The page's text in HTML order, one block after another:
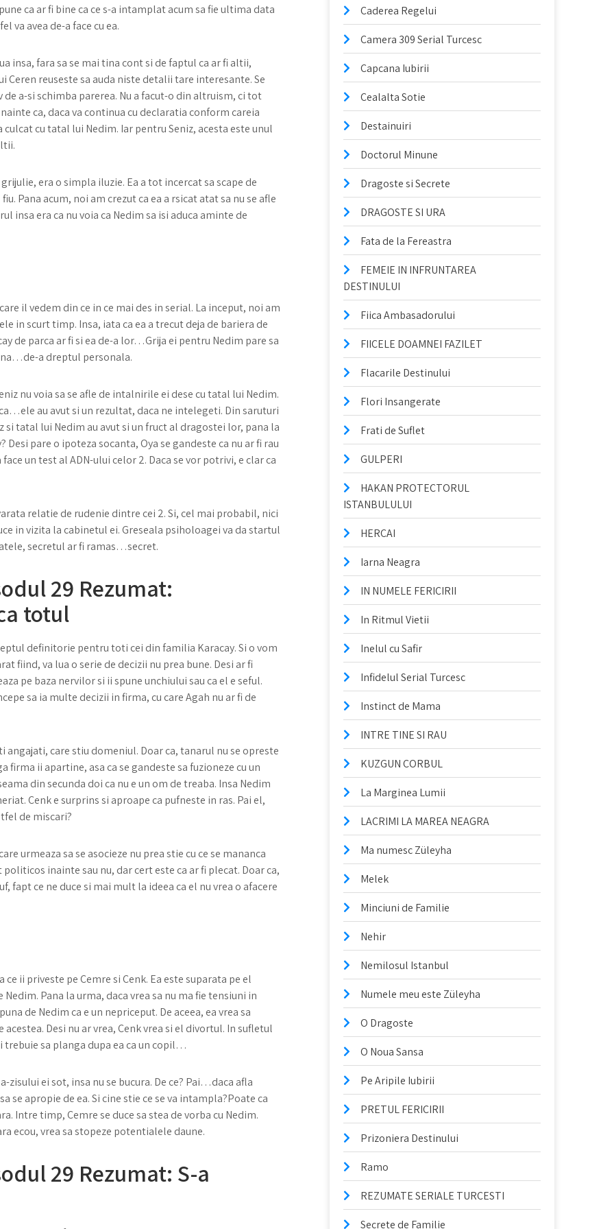
ca ar fi bine ca ce s-a intamplat acum sa fie ultima data
va avea de-a face cu ea.
insa, fara sa se mai tina cont si de faptul ca ar fi altii,
Ceren reuseste sa auda niste detalii tare interesante. Se
a-si schimba parerea. Nu a facut-o din altruism, ci tot
ca, daca va continua cu declaratia conform careia
cu tatal lui Nedim. Iar pentru Seniz, acesta este unul
era o simpla iluzie. Ea a tot incercat sa scape de
Pana acum, noi am crezut ca ea a rsicat atat sa nu se afle
insa era ca nu voia ca Nedim sa isi aduca aminte de
il vedem din ce in ce mai des in serial. La inceput, noi am
in scurt timp. Insa, iata ca ea a trecut deja de bariera de
de parca ar fi si ea de-a lor…Grija ei pentru Nedim pare sa
a dreptul personala.
nu voia sa se afle de intalnirile ei dese cu tatal lui Nedim.
au avut si un rezultat, daca ne intelegeti. Din saruturi
tatal lui Nedim au avut si un fruct al dragostei lor, pana la
pare o ipoteza socanta, Oya se gandeste ca nu ar fi rau
un test al ADN-ului celor 2. Daca se vor potrivi, e clar ca
relatie de rudenie dintre cei 2. Si, cel mai probabil, nici
in vizita la cabinetul ei. Greseala psiholoagei va da startul
secretul ar fi ramas…secret.
29 Rezumat:
totul
definitorie pentru toti cei din familia Karacay. Si o vom
fiind, va lua o serie de decizii nu prea bune. Desi ar fi
pe baza nervilor si ii spune unchiului sau ca el e seful.
sa ia multe decizii in firma, cu care Agah nu ar fi de
care stiu domeniul. Doar ca, tanarul nu se opreste
firma ii apartine, asa ca se gandeste sa fuzioneze cu un
din secunda doi ca nu e un om de treaba. Insa Nedim
Cenk e surprins si aproape ca pufneste in ras. Pai el,
de miscari?
urmeaza sa se asocieze nu prea stie cu ce se mananca
inainte sau nu, dar cert este ca ar fi plecat. Doar ca,
fapt ce ne duce si mai mult la ideea ca el nu vrea o afacere
ii priveste pe Cemre si Cenk. Ea este suparata pe el
Pana la urma, daca vrea sa nu ma fie tensiuni in
de Nedim ca e un nepriceput. De aceea, ea vrea sa
Desi nu ar vrea, Cenk vrea si el divortul. In sufletul
trebuie sa planga dupa ea ca un copil…
zisului ei sot, insa nu se bucura. De ce? Pai…daca afla
se apropie de ea. Si cine stie ce se va intampla?Poate ca
Intre timp, Cemre se duce sa stea de vorba cu Nedim.
ecou, vrea sa stopeze potentialele daune.
29 Rezumat: S-a
Caderea Regelui
Camera 309 Serial Turcesc
Capcana Iubirii
Cealalta Sotie
Destainuiri
Doctorul Minune
Dragoste si Secrete
DRAGOSTE SI URA
Fata de la Fereastra
FEMEIE IN INFRUNTAREA
DESTINULUI
Fiica Ambasadorului
FIICELE DOAMNEI FAZILET
Flacarile Destinului
Flori Insangerate
Frati de Suflet
GULPERI
HAKAN PROTECTORUL
ISTANBULULUI
HERCAI
Iarna Neagra
IN NUMELE FERICIRII
In Ritmul Vietii
Inelul cu Safir
Infidelul Serial Turcesc
Instinct de Mama
INTRE TINE SI RAU
KUZGUN CORBUL
La Marginea Lumii
LACRIMI LA MAREA NEAGRA
Ma numesc Züleyha
Melek
Minciuni de Familie
Nehir
Nemilosul Istanbul
Numele meu este Züleyha
O Dragoste
O Noua Sansa
Pe Aripile Iubirii
PRETUL FERICIRII
Prizoniera Destinului
Ramo
REZUMATE SERIALE TURCESTI
Secrete de Familie